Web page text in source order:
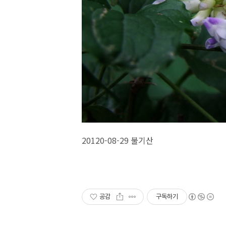
20120-08-29 불기산
공감 구독하기